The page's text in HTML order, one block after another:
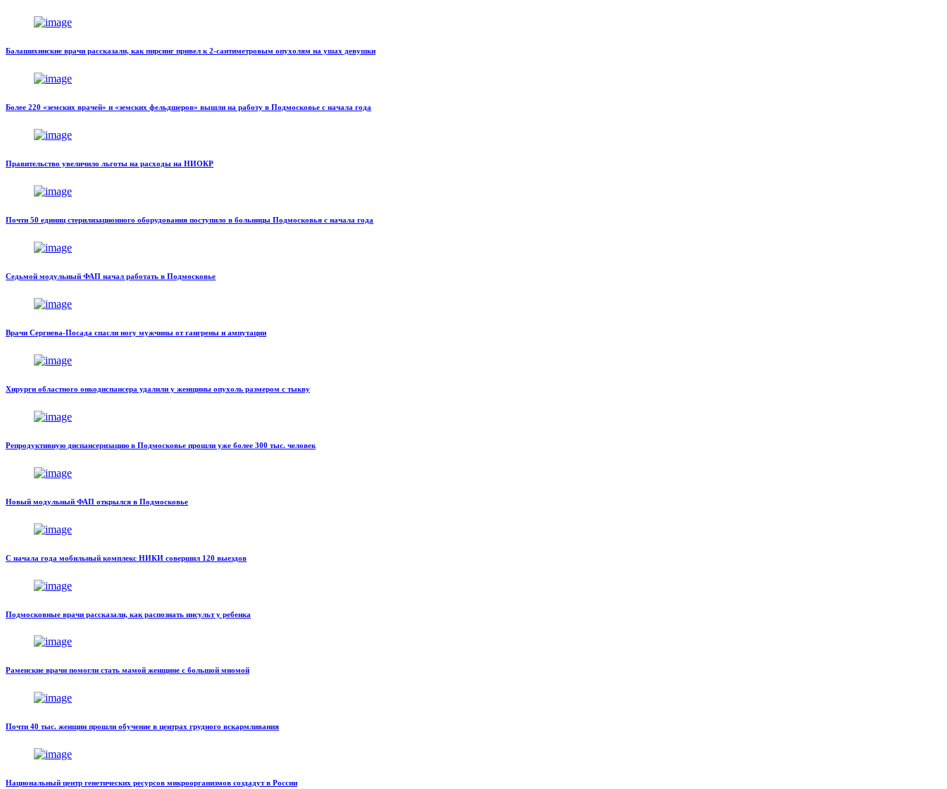
Балашихинские врачи рассказали, как пирсинг привел к 2-сантиметровым опухолям на ушах девушки
Более 220 «земских врачей» и «земских фельдшеров» вышли на работу в Подмосковье с начала года
Правительство увеличило льготы на расходы на НИОКР
Почти 50 единиц стерилизационного оборудования поступило в больницы Подмосковья с начала года
Седьмой модульный ФАП начал работать в Подмосковье
Врачи Сергиева-Посада спасли ногу мужчины от гангрены и ампутации
Хирурги областного онкодиспансера удалили у женщины опухоль размером с тыкву
Репродуктивную диспансеризацию в Подмосковье прошли уже более 300 тыс. человек
Новый модульный ФАП открылся в Подмосковье
С начала года мобильный комплекс НИКИ совершил 120 выездов
Подмосковные врачи рассказали, как распознать инсульт у ребенка
Раменские врачи помогли стать мамой женщине с большой миомой
Почти 40 тыс. женщин прошли обучение в центрах грудного вскармливания
Национальный центр генетических ресурсов микроорганизмов создадут в России